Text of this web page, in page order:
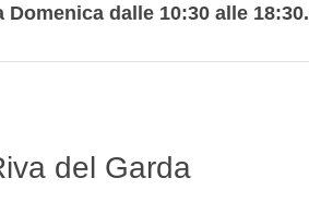
dalle 10:30 alle 18:30.
del Garda